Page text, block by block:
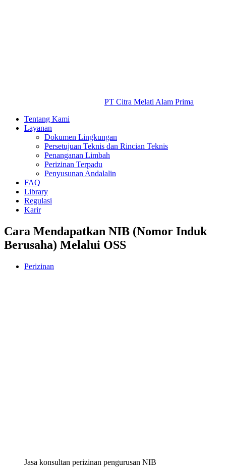
PT Citra Melati Alam Prima
Tentang Kami
Layanan
Dokumen Lingkungan
Persetujuan Teknis dan Rincian Teknis
Penanganan Limbah
Perizinan Terpadu
Penyusunan Andalalin
FAQ
Library
Regulasi
Karir
Cara Mendapatkan NIB (Nomor Induk
Berusaha) Melalui OSS
Perizinan
Jasa konsultan perizinan pengurusan NIB